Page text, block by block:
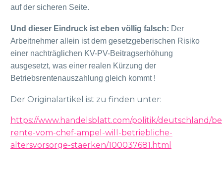
auf der sicheren Seite.
Und dieser Eindruck ist eben völlig falsch: Der
Arbeitnehmer allein ist dem gesetzgeberischen Risiko
einer nachträglichen KV-PV-Beitragserhöhung
ausgesetzt, was einer realen Kürzung der
Betriebsrentenauszahlung gleich kommt !
Der Originalartikel ist zu finden unter:
https://www.handelsblatt.com/politik/deutschland/
rente-vom-chef-ampel-will-betriebliche-
altersvorsorge-staerken/100037681.html